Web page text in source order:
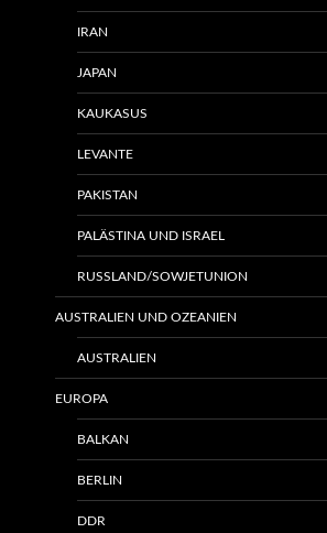
IRAN
JAPAN
KAUKASUS
LEVANTE
PAKISTAN
PALÄSTINA UND ISRAEL
RUSSLAND/SOWJETUNION
AUSTRALIEN UND OZEANIEN
AUSTRALIEN
EUROPA
BALKAN
BERLIN
DDR